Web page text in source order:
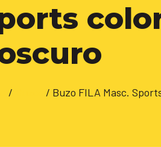
/ / Buzo FILA Masc.